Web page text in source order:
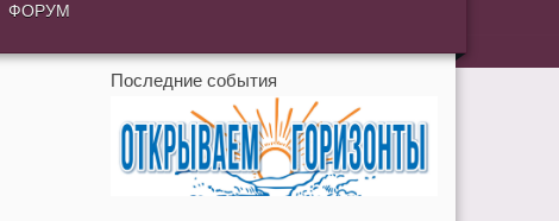
ФОРУМ
Последние события